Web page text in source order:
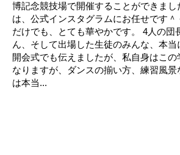
博記念競技場で開催することができまし
は、公式インスタグラムにお任せです
だけでも、とても華やかです。 4人の団
ん、そして出場した生徒のみんな、本当
開会式でも伝えましたが、私自身はこの
なりますが、ダンスの揃い方、練習風
は本当...